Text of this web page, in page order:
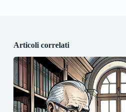
Articoli correlati